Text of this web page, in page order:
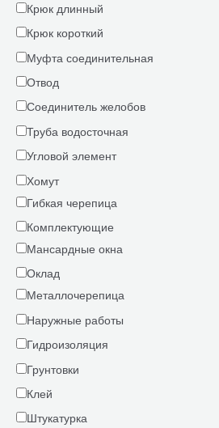
Крюк длинный
Крюк короткий
Муфта соединительная
Отвод
Соединитель желобов
Труба водосточная
Угловой элемент
Хомут
Гибкая черепица
Комплектующие
Мансардные окна
Оклад
Металлочерепица
Наружные работы
Гидроизоляция
Грунтовки
Клей
Штукатурка